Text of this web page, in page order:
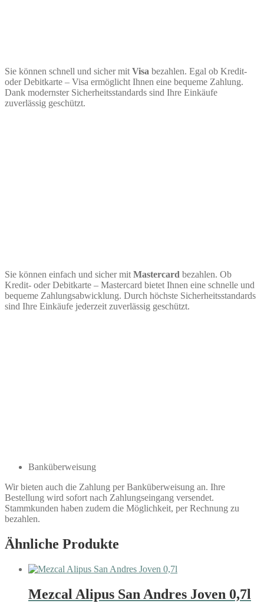
Sie können schnell und sicher mit Visa bezahlen. Egal ob Kredit-
oder Debitkarte – Visa ermöglicht Ihnen eine bequeme Zahlung.
Dank modernster Sicherheitsstandards sind Ihre Einkäufe
zuverlässig geschützt.
Sie können einfach und sicher mit Mastercard bezahlen. Ob
Kredit- oder Debitkarte – Mastercard bietet Ihnen eine schnelle und
bequeme Zahlungsabwicklung. Durch höchste Sicherheitsstandards
sind Ihre Einkäufe jederzeit zuverlässig geschützt.
Banküberweisung
Wir bieten auch die Zahlung per Banküberweisung an. Ihre
Bestellung wird sofort nach Zahlungseingang versendet.
Stammkunden haben zudem die Möglichkeit, per Rechnung zu
bezahlen.
Ähnliche Produkte
Mezcal Alipus San Andres Joven 0,7l